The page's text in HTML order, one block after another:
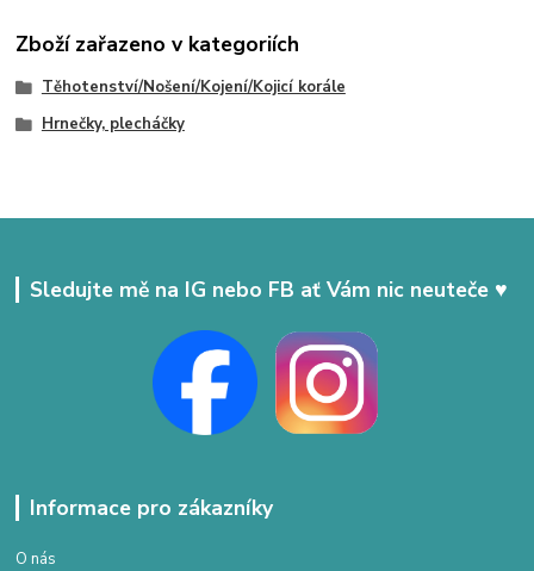
Zboží zařazeno v kategoriích
Těhotenství/Nošení/Kojení/Kojicí korále
Hrnečky, plecháčky
Sledujte mě na IG nebo FB ať Vám nic neuteče ♥
Informace pro zákazníky
O nás